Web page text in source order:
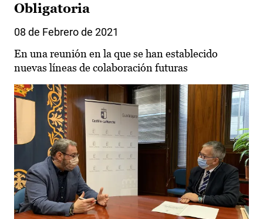
Obligatoria
08 de Febrero de 2021
En una reunión en la que se han establecido
nuevas líneas de colaboración futuras